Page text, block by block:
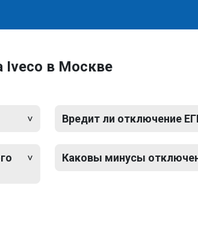
Iveco в Москве
Вредит ли отключение
Каковы минусы